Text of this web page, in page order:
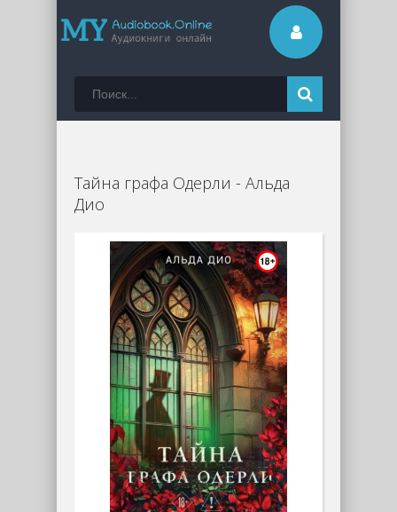
Тайна графа Одерли - Альда
Дио